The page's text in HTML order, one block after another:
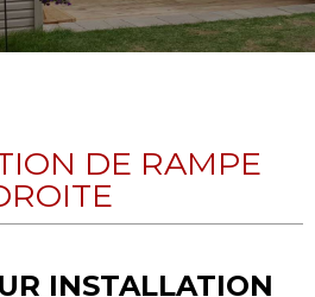
DE RAMPE
INSTALLATION